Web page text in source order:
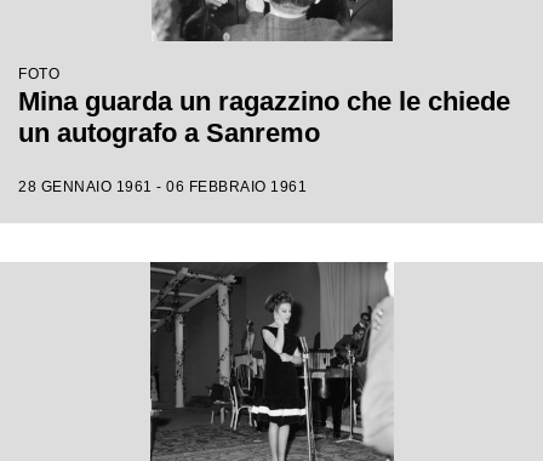
FOTO
Mina guarda un ragazzino che le chiede
un autografo a Sanremo
28 GENNAIO 1961 - 06 FEBBRAIO 1961